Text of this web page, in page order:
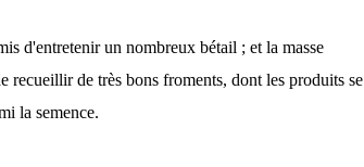
d'entretenir un nombreux bétail ; et la masse
recueillir de très bons froments, dont les produits se
la semence.